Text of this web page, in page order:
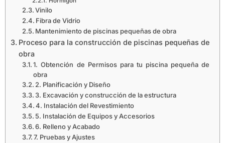
Vinilo
Fibra de Vidrio
Mantenimiento de piscinas pequeñas de obra
Proceso para la construcción de piscinas pequeñas de
obra
1. Obtención de Permisos para tu piscina pequeña de
obra
2. Planificación y Diseño
3. Excavación y construcción de la estructura
4. Instalación del Revestimiento
5. Instalación de Equipos y Accesorios
6. Relleno y Acabado
7. Pruebas y Ajustes